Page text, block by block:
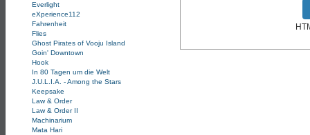
Everlight
eXperience112
Fahrenheit
Flies
Ghost Pirates of Vooju Island
Goin' Downtown
Hook
In 80 Tagen um die Welt
J.U.L.I.A. - Among the Stars
Keepsake
Law & Order
Law & Order II
Machinarium
Mata Hari